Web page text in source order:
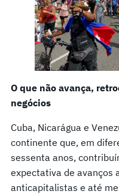
O que não avança,
negócios
Cuba, Nicarágua e
continente que, em
sessenta anos,
expectativa de avanços
anticapitalistas e até